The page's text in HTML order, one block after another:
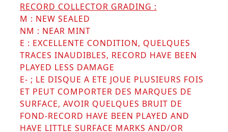
RECORD COLLECTOR GRADING :
M : NEW SEALED
NM : NEAR MINT
E : EXCELLENTE CONDITION, QUELQUES
TRACES INAUDIBLES, RECORD HAVE BEEN
PLAYED LESS DAMAGE
E- ; LE DISQUE A ETE JOUE PLUSIEURS FOIS
ET PEUT COMPORTER DES MARQUES DE
SURFACE, AVOIR QUELQUES BRUIT DE
FOND-RECORD HAVE BEEN PLAYED AND
HAVE LITTLE SURFACE MARKS AND/OR